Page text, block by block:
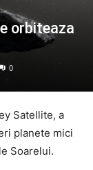
orbiteaza
0
Satellite, a
planete mici
Soarelui.